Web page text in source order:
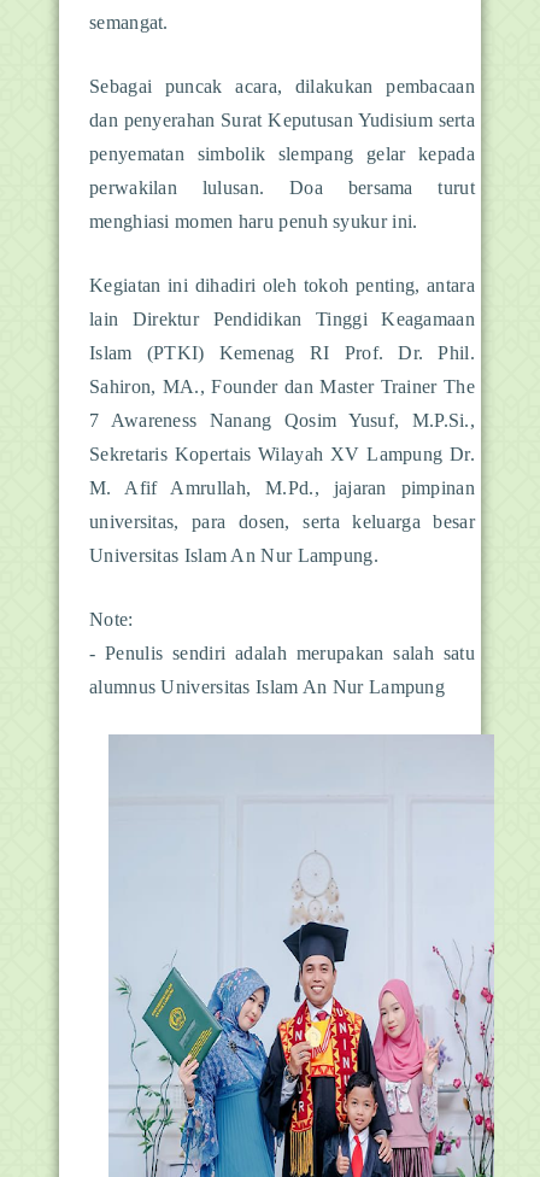
semangat.
Sebagai puncak acara, dilakukan pembacaan
dan penyerahan Surat Keputusan Yudisium serta
penyematan simbolik slempang gelar kepada
perwakilan lulusan. Doa bersama turut
menghiasi momen haru penuh syukur ini.
Kegiatan ini dihadiri oleh tokoh penting, antara
lain Direktur Pendidikan Tinggi Keagamaan
Islam (PTKI) Kemenag RI Prof. Dr. Phil.
Sahiron, MA., Founder dan Master Trainer The
7 Awareness Nanang Qosim Yusuf, M.P.Si.,
Sekretaris Kopertais Wilayah XV Lampung Dr.
M. Afif Amrullah, M.Pd., jajaran pimpinan
universitas, para dosen, serta keluarga besar
Universitas Islam An Nur Lampung.
Note:
- Penulis sendiri adalah merupakan salah satu
alumnusUniversitas Islam An Nur Lampung